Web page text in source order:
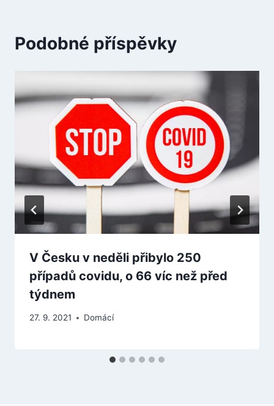
Podobné příspěvky
V Česku v neděli přibylo 250
případů covidu, o 66 víc než před
týdnem
27. 9. 2021 Domácí